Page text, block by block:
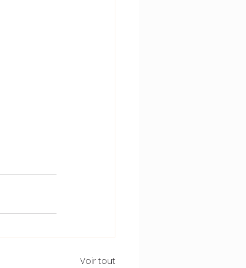
Voir tout